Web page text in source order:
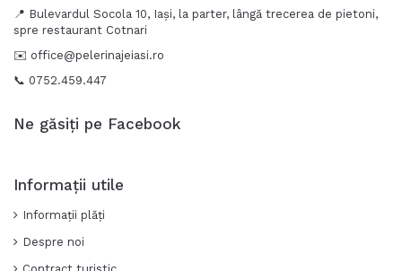
📍 Bulevardul Socola 10, Iași, la parter, lângă trecerea de pietoni,
spre restaurant Cotnari
✉️ office@pelerinajeiasi.ro
📞 0752.459.447
Ne găsiți pe Facebook
Informații utile
Informații plăți
Despre noi